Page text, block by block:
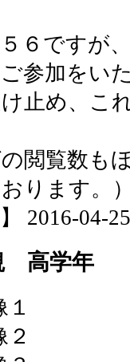
６ですが
参加をい
止め、こ
の閲覧数も
ります。
2016-04-
高学年